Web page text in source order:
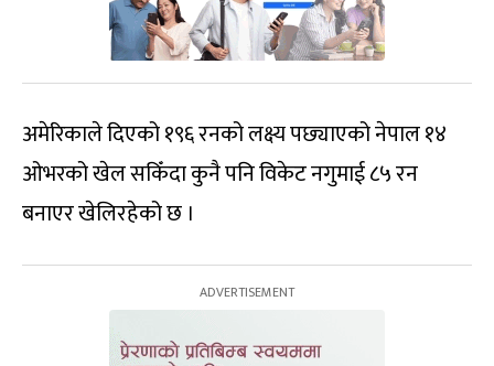
अमेरिकाले दिएको १९६ रनको लक्ष्य पछ्याएको नेपाल १४
ओभरको खेल सकिँदा कुनै पनि विकेट नगुमाई ८५ रन
बनाएर खेलिरहेको छ ।